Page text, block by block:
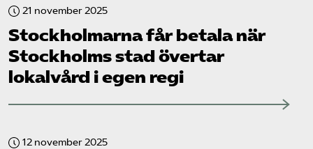
21 november 2025
Stockholmarna får betala när
Stockholms stad övertar
lokalvård i egen regi
12 november 2025